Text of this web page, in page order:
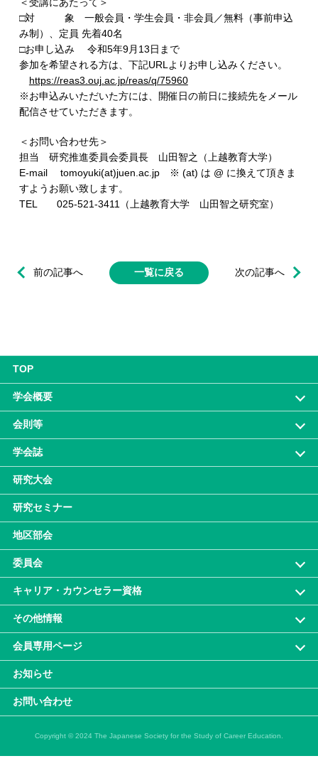
□対 象 一般会員・学生会員・非会員／無料（事前申込
み制）、定員 先着40名
□お申し込み 令和5年9月13日まで
参加を希望される方は、下記URLよりお申し込みください。
https://reas3.ouj.ac.jp/reas/q/75960
※お申込みいただいた方には、開催日の前日に接続先をメール
配信させていただきます。
＜お問い合わせ先＞
担当 研究推進委員会委員長 山田智之（上越教育大学）
E-mail tomoyuki(at)juen.ac.jp ※ (at) は @ に換えて頂きま
すようお願い致します。
TEL 025-521-3411（上越教育大学 山田智之研究室）
前の記事へ 次の記事へ
一覧に戻る
TOP
学会概要
会則等
学会誌
研究大会
研究セミナー
地区部会
委員会
キャリア・カウンセラー資格
その他情報
会員専⽤ページ
お知らせ
お問い合わせ
Copyright © 2024 The Japanese Society for the Study of Career Education.